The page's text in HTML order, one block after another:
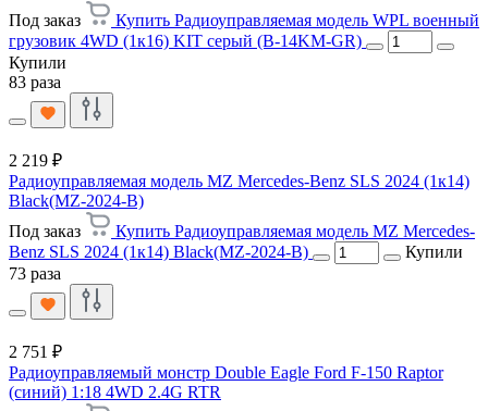
Под заказ
Купить Радиоуправляемая модель WPL военный
грузовик 4WD (1к16) KIT серый (B-14KM-GR)
Купили
83 раза
2 219 ₽
Радиоуправляемая модель MZ Mercedes-Benz SLS 2024 (1к14)
Black(MZ-2024-B)
Под заказ
Купить Радиоуправляемая модель MZ Mercedes-
Benz SLS 2024 (1к14) Black(MZ-2024-B)
Купили
73 раза
2 751 ₽
Радиоуправляемый монстр Double Eagle Ford F-150 Raptor
(синий) 1:18 4WD 2.4G RTR